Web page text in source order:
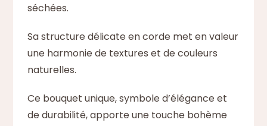
séchées.
Sa structure délicate en corde met en valeur
une harmonie de textures et de couleurs
naturelles.
Ce bouquet unique, symbole d’élégance et
de durabilité, apporte une touche bohème